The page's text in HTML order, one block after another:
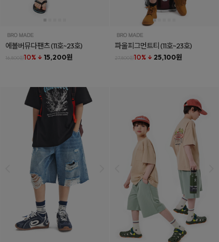
에볼버뮤다팬츠(11호~23호)
16,800원10% ↓ 15,200원
파울피그먼트티(11호~23호)
27,800원10% ↓ 25,100원